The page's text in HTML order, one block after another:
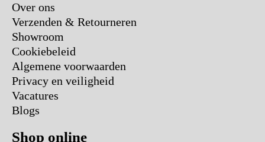
Over ons
Verzenden & Retourneren
Showroom
Cookiebeleid
Algemene voorwaarden
Privacy en veiligheid
Vacatures
Blogs
Shop online